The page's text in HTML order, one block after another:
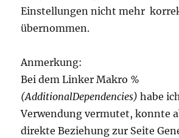
Einstellungen nicht mehr
übernommen.
Anmerkung:
Bei dem Linker Makro %
(AdditionalDependencies)habe
Verwendung vermutet, konnte
direkte Beziehung zur Seite